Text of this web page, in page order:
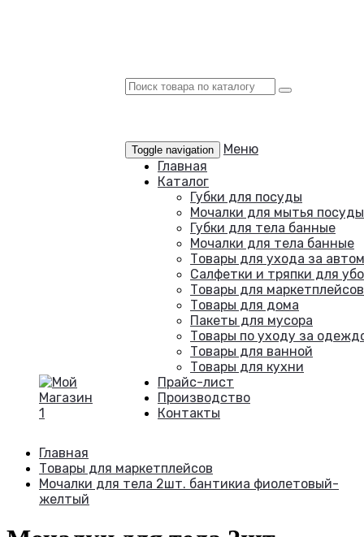
Toggle navigation
Меню
Главная
Каталог
Губки для посуды
Мочалки для мытья посуды
Губки для тела банные
Мочалки для тела банные
Товары для ухода за
Салфетки и тряпки для
Товары для маркетплейсов
Товары для дома
Пакеты для мусора
Товары по уходу за
Товары для ванной
Товары для кухни
Прайс-лист
Производство
Контакты
Главная
Товары для маркетплейсов
Мочалки для тела 2шт. бантикиa фиолетовый-
желтый